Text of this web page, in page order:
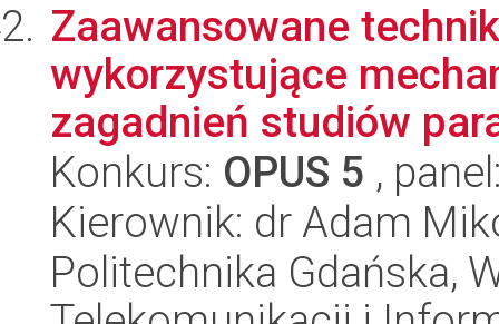
Zaawansowane
wykorzystujące
zagadnień studiów
Konkurs: OPUS 5 ,
Kierownik: dr Adam
Politechnika Gdańska,